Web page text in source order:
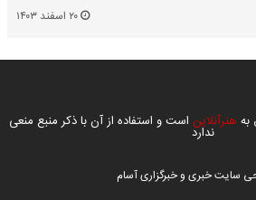
هنرآنلاین است و استفاده از آن با ذکر منبع منعی
ندارد
سایت خبری و خبرگزاری آسام